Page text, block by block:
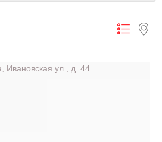
Ивановская ул., д. 44